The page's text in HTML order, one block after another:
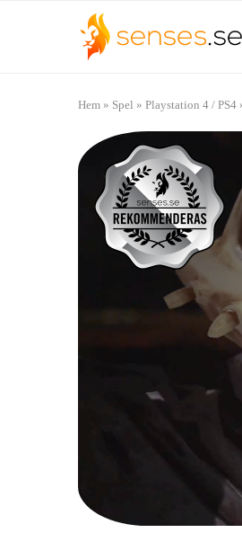
Hem » Spel » Playstation 4 / PS4